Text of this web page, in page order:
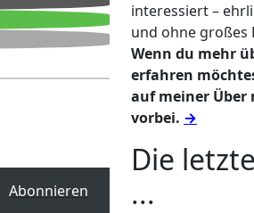
Abonnieren
interessiert –
und ohne großes
Wenn du mehr
erfahren
auf meiner Über
vorbei. →
Die
...